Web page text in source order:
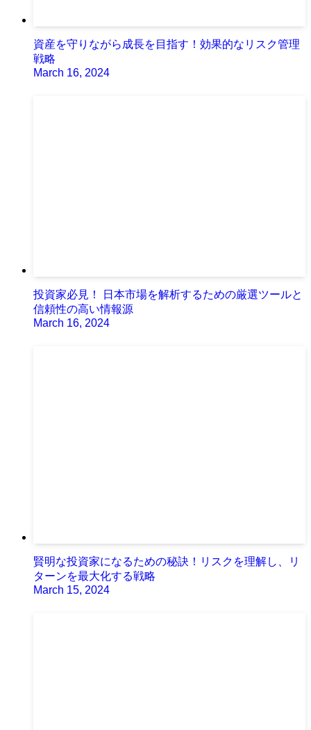
資産を守りながら成長を目指す！効果的なリスク管理
戦略
March 16, 2024
投資家必見！ 日本市場を解析するための厳選ツールと
信頼性の高い情報源
March 16, 2024
賢明な投資家になるための秘訣！リスクを理解し、リ
ターンを最大化する戦略
March 15, 2024